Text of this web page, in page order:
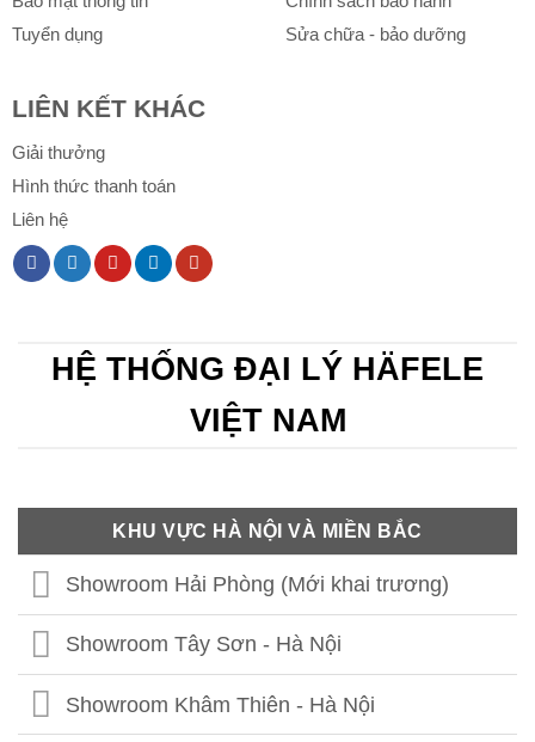
Tuyển dụng
Sửa chữa - bảo dưỡng
LIÊN KẾT KHÁC
Giải thưởng
Hình thức thanh toán
Liên hệ
HỆ THỐNG ĐẠI LÝ HÄFELE
VIỆT NAM
KHU VỰC HÀ NỘI VÀ MIỀN BẮC
Showroom Hải Phòng (Mới khai trương)
Showroom Tây Sơn - Hà Nội
Showroom Khâm Thiên - Hà Nội